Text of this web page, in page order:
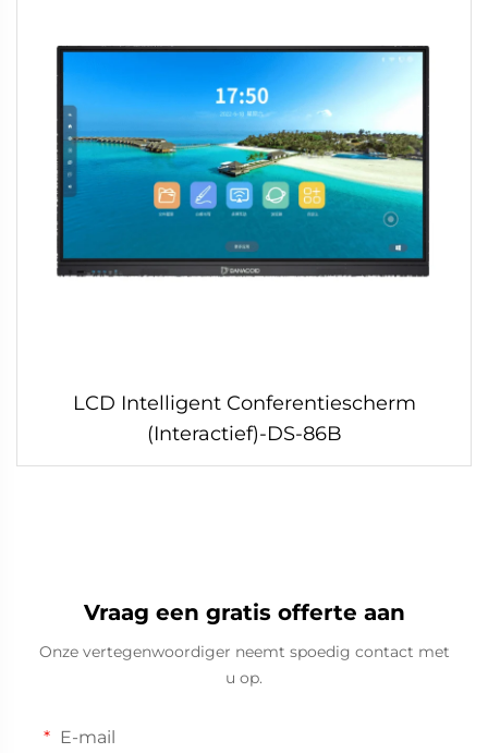
LCD Intelligent Conferentiescherm
(Interactief)-DS-86B
Vraag een gratis offerte aan
Onze vertegenwoordiger neemt spoedig contact met
u op.
E-mail